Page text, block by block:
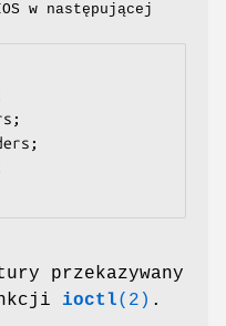
w następującej
przekazywany
ioctl(2) .